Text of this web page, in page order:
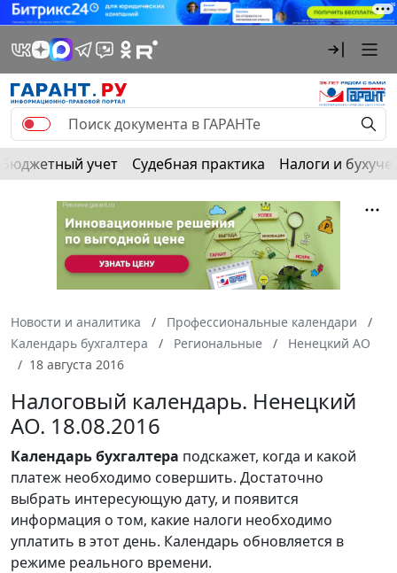
Бюджетный учет Судебная практика Налоги и
Новости и аналитика
Профессиональные календари
Календарь бухгалтера
Региональные
Ненецкий АО
18 августа 2016
Налоговый календарь. Ненецкий
АО. 18.08.2016
Календарьбухгалтера подскажет, когда и какой
платеж необходимо совершить. Достаточно
выбрать интересующую дату, и появится
информация о том, какие налоги необходимо
уплатить в этот день. Календарь обновляется в
режиме реального времени.